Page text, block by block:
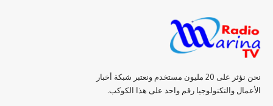
نحن نؤثر على 20 مليون مستخدم ونعتبر شبكة أخبار
الأعمال والتكنولوجيا رقم واحد على هذا الكوكب.